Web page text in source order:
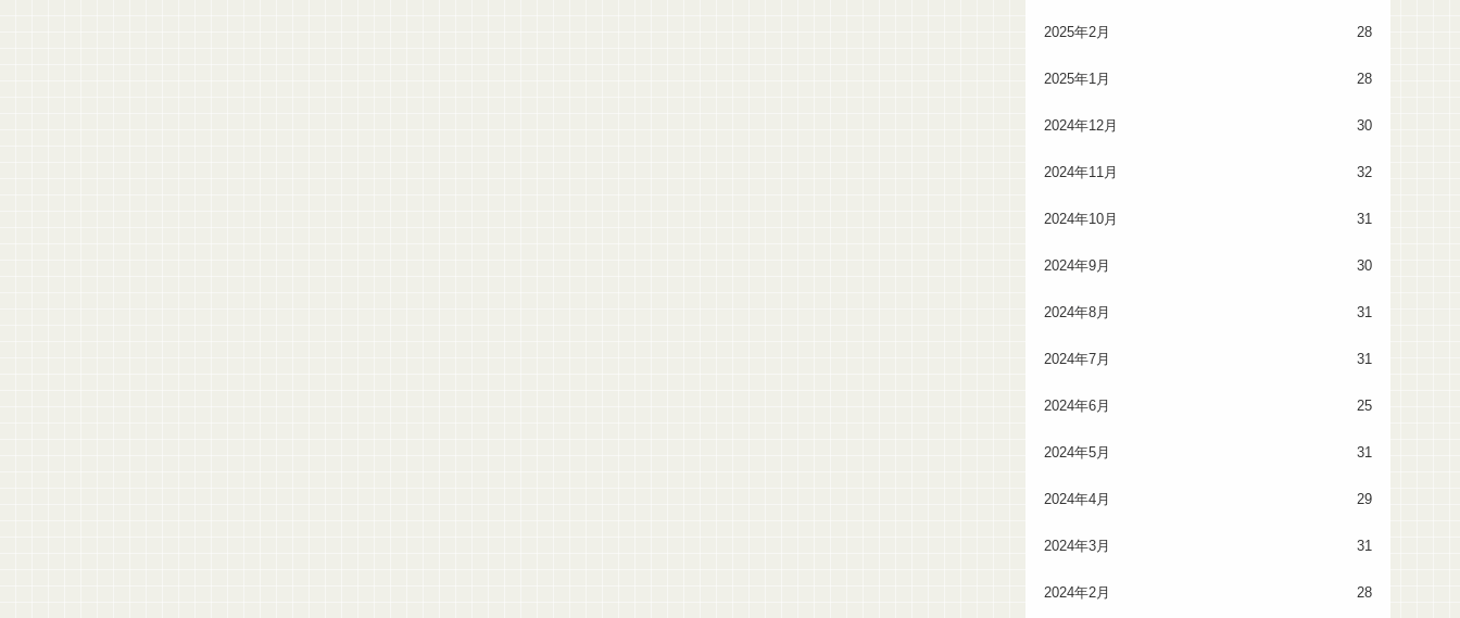
2025年2月 28
2025年1月 28
2024年12月 30
2024年11月 32
2024年10月 31
2024年9月 30
2024年8月 31
2024年7月 31
2024年6月 25
2024年5月 31
2024年4月 29
2024年3月 31
2024年2月 28